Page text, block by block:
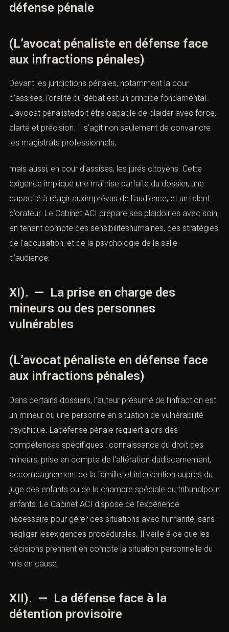
défense pénale
(L’avocat pénaliste en défense face
aux infractions pénales)
Devant les juridictions pénales, notamment la cour
d’assises, l’oralité du débat est un principe fondamental.
L’avocat pénalistedoit être capable de plaider avec force,
clarté et précision. Il s’agit non seulement de convaincre
les magistrats professionnels,
mais aussi, en cour d’assises, les jurés citoyens. Cette
exigence implique une maîtrise parfaite du dossier, une
capacité à réagir auximprévus de l’audience, et un talent
d’orateur. Le Cabinet ACI prépare ses plaidoiries avec soin,
en tenant compte des sensibilitéshumaines, des stratégies
de l’accusation, et de la psychologie de la salle
d’audience.
XI). — La prise en charge des
mineurs ou des personnes
vulnérables
(L’avocat pénaliste en défense face
aux infractions pénales)
Dans certains dossiers, l’auteur présumé de l’infraction est
un mineur ou une personne en situation de vulnérabilité
psychique. Ladéfense pénale requiert alors des
compétences spécifiques : connaissance du droit des
mineurs, prise en compte de l’altération dudiscernement,
accompagnement de la famille, et intervention auprès du
juge des enfants ou de la chambre spéciale du tribunalpour
enfants. Le Cabinet ACI dispose de l’expérience
nécessaire pour gérer ces situations avec humanité, sans
négliger lesexigences procédurales. Il veille à ce que les
décisions prennent en compte la situation personnelle du
mis en cause.
XII). — La défense face à la
détention provisoire